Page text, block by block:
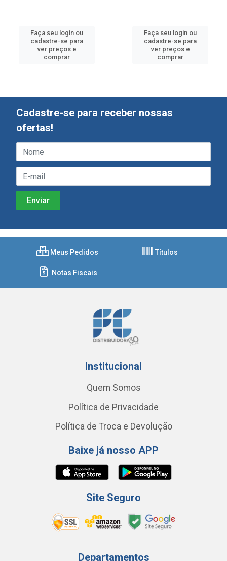
Faça seu login ou
cadastre-se para
ver preços e
comprar
Faça seu login ou
cadastre-se para
ver preços e
comprar
Cadastre-se para receber nossas
ofertas!
Meus Pedidos Títulos
Notas Fiscais
Institucional
Quem Somos
Política de Privacidade
Política de Troca e Devolução
Baixe já nosso APP
Site Seguro
Departamentos